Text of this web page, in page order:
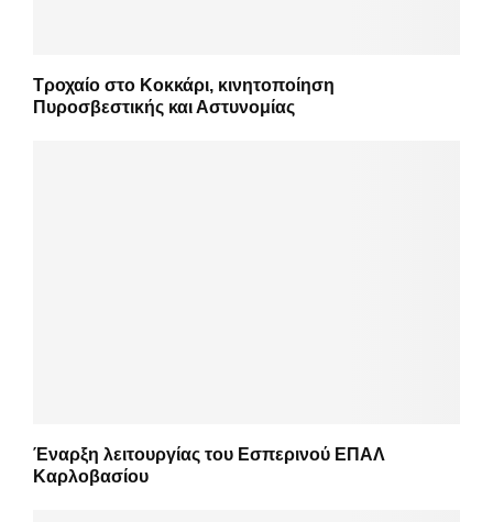
Τροχαίο στο Κοκκάρι, κινητοποίηση
Πυροσβεστικής και Αστυνομίας
Έναρξη λειτουργίας του Εσπερινού ΕΠΑΛ
Καρλοβασίου